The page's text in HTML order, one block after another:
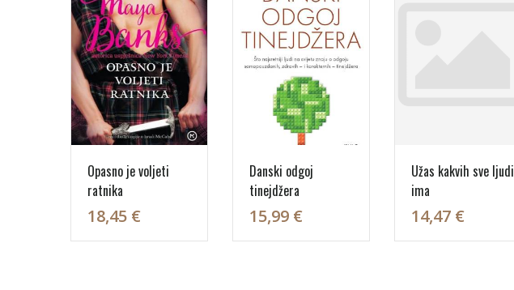
Opasno je voljeti
ratnika
18,45 €
Danski odgoj
tinejdžera
15,99 €
Užas kakvih sve ljudi
ima
14,47 €